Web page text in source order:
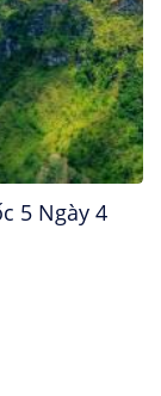
5 Ngày 4